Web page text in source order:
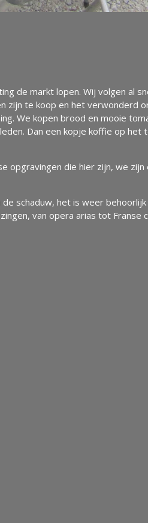
de markt lopen. Wij volgen al
zijn te koop en het verwonderd
We kopen brood en mooie
Dan een kopje koffie op het
die hier zijn, we zijn
schaduw, het is weer
van opera arias tot Franse